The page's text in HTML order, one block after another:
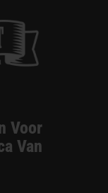
Voor
Van